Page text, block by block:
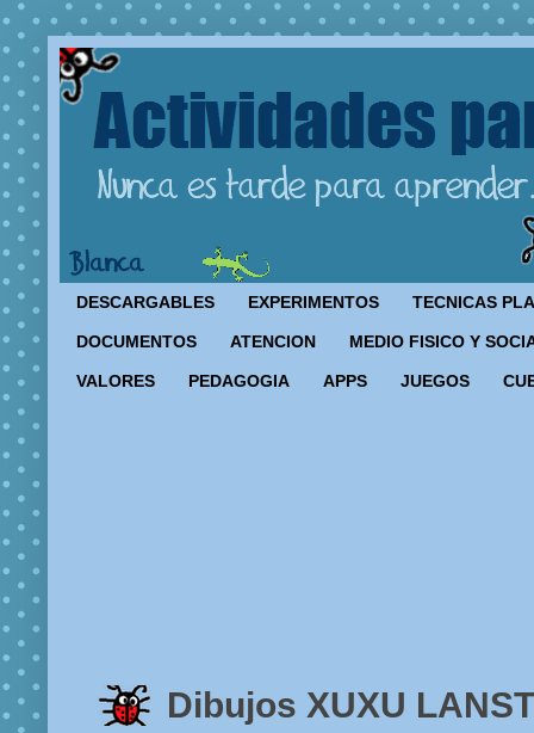
DESCARGABLES EXPERIMENTOS TECNICAS
DOCUMENTOS ATENCION MEDIO FISICO Y
VALORES PEDAGOGIA APPS JUEGOS
Dibujos XUXU